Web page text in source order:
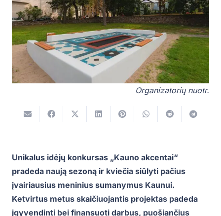
Organizatorių nuotr.
Unikalus idėjų konkursas „Kauno akcentai“
pradeda naują sezoną ir kviečia siūlyti pačius
įvairiausius meninius sumanymus Kaunui.
Ketvirtus metus skaičiuojantis projektas padeda
įgyvendinti bei finansuoti darbus, puošiančius